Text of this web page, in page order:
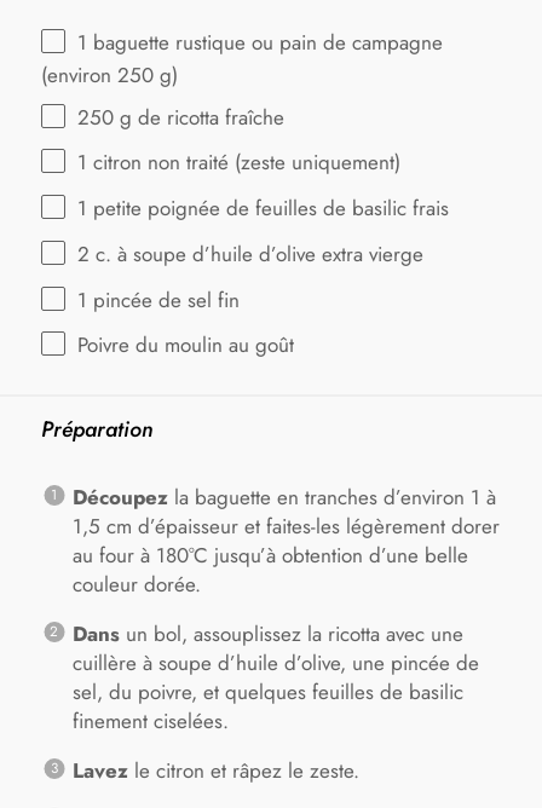
1 baguette rustique ou pain de campagne
(environ 250 g)
250 g de ricotta fraîche
1 citron non traité (zeste uniquement)
1 petite poignée de feuilles de basilic frais
2 c. à soupe d’huile d’olive extra vierge
1 pincée de sel fin
Poivre du moulin au goût
Préparation
Découpezla baguette en tranches d’environ 1 à
1,5 cm d’épaisseur et faites-les légèrement dorer
au four à 180°C jusqu’à obtention d’une belle
couleur dorée.
Dansun bol, assouplissez la ricotta avec une
cuillère à soupe d’huile d’olive, une pincée de
sel, du poivre, et quelques feuilles de basilic
finement ciselées.
Lavezle citron et râpez le zeste.